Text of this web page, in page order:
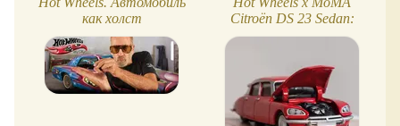
как холст
Citroën DS 23 Sedan:
коллекционная модель